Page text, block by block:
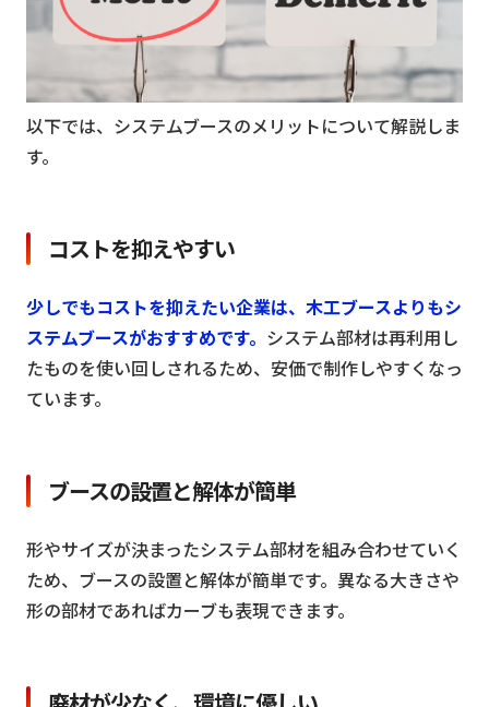
以下では、システムブースのメリットについて解説しま
す。
コストを抑えやすい
少しでもコストを抑えたい企業は、木工ブースよりもシ
ステムブースがおすすめです。 システム部材は再利用し
たものを使い回しされるため、安価で制作しやすくなっ
ています。
ブースの設置と解体が簡単
形やサイズが決まったシステム部材を組み合わせていく
ため、ブースの設置と解体が簡単です。異なる大きさや
形の部材であればカーブも表現できます。